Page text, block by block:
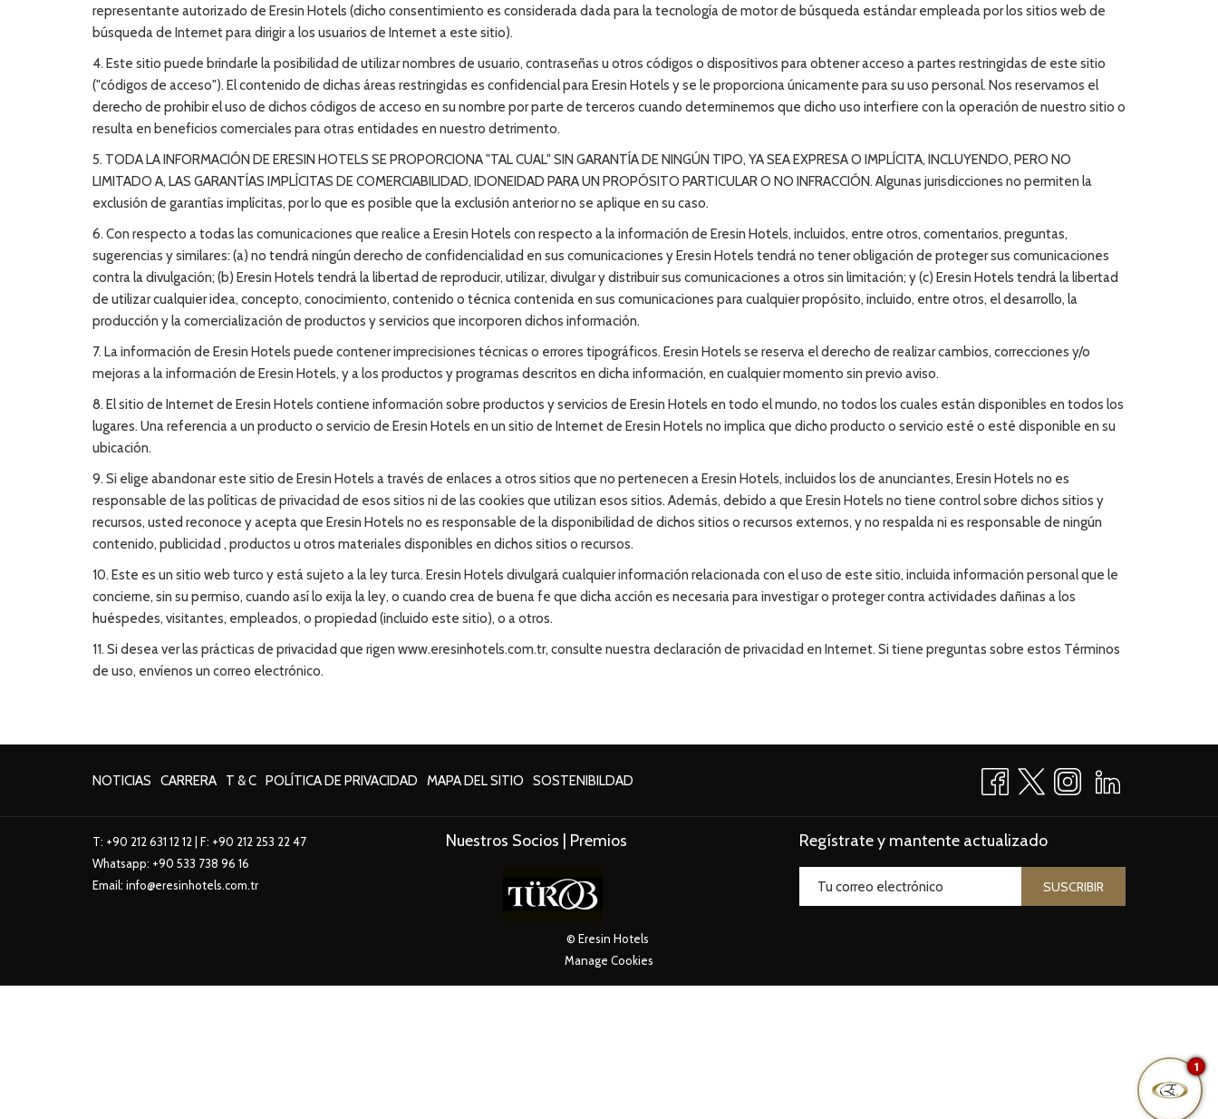
representante autorizado de Eresin Hotels (dicho consentimiento es considerada dada para la tecnología de motor de búsqueda estándar empleada por los sitios web de
búsqueda de Internet para dirigir a los usuarios de Internet a este sitio).
4. Este sitio puede brindarle la posibilidad de utilizar nombres de usuario, contraseñas u otros códigos o dispositivos para obtener acceso a partes restringidas de este sitio
("códigos de acceso"). El contenido de dichas áreas restringidas es confidencial para Eresin Hotels y se le proporciona únicamente para su uso personal. Nos reservamos el
derecho de prohibir el uso de dichos códigos de acceso en su nombre por parte de terceros cuando determinemos que dicho uso interfiere con la operación de nuestro sitio o
resulta en beneficios comerciales para otras entidades en nuestro detrimento.
5. TODA LA INFORMACIÓN DE ERESIN HOTELS SE PROPORCIONA "TAL CUAL" SIN GARANTÍA DE NINGÚN TIPO, YA SEA EXPRESA O IMPLÍCITA, INCLUYENDO, PERO NO
LIMITADO A, LAS GARANTÍAS IMPLÍCITAS DE COMERCIABILIDAD, IDONEIDAD PARA UN PROPÓSITO PARTICULAR O NO INFRACCIÓN. Algunas jurisdicciones no permiten la
exclusión de garantías implícitas, por lo que es posible que la exclusión anterior no se aplique en su caso.
6. Con respecto a todas las comunicaciones que realice a Eresin Hotels con respecto a la información de Eresin Hotels, incluidos, entre otros, comentarios, preguntas,
sugerencias y similares: (a) no tendrá ningún derecho de confidencialidad en sus comunicaciones y Eresin Hotels tendrá no tener obligación de proteger sus comunicaciones
contra la divulgación; (b) Eresin Hotels tendrá la libertad de reproducir, utilizar, divulgar y distribuir sus comunicaciones a otros sin limitación; y (c) Eresin Hotels tendrá la libertad
de utilizar cualquier idea, concepto, conocimiento, contenido o técnica contenida en sus comunicaciones para cualquier propósito, incluido, entre otros, el desarrollo, la
producción y la comercialización de productos y servicios que incorporen dichos información.
7. La información de Eresin Hotels puede contener imprecisiones técnicas o errores tipográficos. Eresin Hotels se reserva el derecho de realizar cambios, correcciones y/o
mejoras a la información de Eresin Hotels, y a los productos y programas descritos en dicha información, en cualquier momento sin previo aviso.
8. El sitio de Internet de Eresin Hotels contiene información sobre productos y servicios de Eresin Hotels en todo el mundo, no todos los cuales están disponibles en todos los
lugares. Una referencia a un producto o servicio de Eresin Hotels en un sitio de Internet de Eresin Hotels no implica que dicho producto o servicio esté o esté disponible en su
ubicación.
9. Si elige abandonar este sitio de Eresin Hotels a través de enlaces a otros sitios que no pertenecen a Eresin Hotels, incluidos los de anunciantes, Eresin Hotels no es
responsable de las políticas de privacidad de esos sitios ni de las cookies que utilizan esos sitios. Además, debido a que Eresin Hotels no tiene control sobre dichos sitios y
recursos, usted reconoce y acepta que Eresin Hotels no es responsable de la disponibilidad de dichos sitios o recursos externos, y no respalda ni es responsable de ningún
contenido, publicidad , productos u otros materiales disponibles en dichos sitios o recursos.
10. Este es un sitio web turco y está sujeto a la ley turca. Eresin Hotels divulgará cualquier información relacionada con el uso de este sitio, incluida información personal que le
concierne, sin su permiso, cuando así lo exija la ley, o cuando crea de buena fe que dicha acción es necesaria para investigar o proteger contra actividades dañinas a los
huéspedes, visitantes, empleados, o propiedad (incluido este sitio), o a otros.
11. Si desea ver las prácticas de privacidad que rigen www.eresinhotels.com.tr, consulte nuestra declaración de privacidad en Internet. Si tiene preguntas sobre estos Términos
de uso, envíenos un correo electrónico.
NOTICIAS CARRERA T & C POLÍTICA DE PRIVACIDAD MAPA DEL SITIO SOSTENIBILDAD
T: +90 212 631 12 12 | F: +90 212 253 22 47
Whatsapp: +90 533 738 96 16
Email: info@eresinhotels.com.tr
Nuestros Socios | Premios Regístrate y mantente actualizado
SUSCRIBIR
© Eresin Hotels
Manage Cookies
1